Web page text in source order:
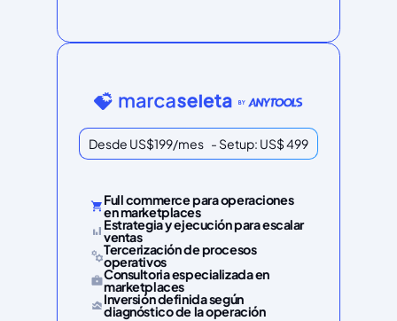
Desde US$199/mes - Setup: US$ 499
Full commerce para operaciones
en marketplaces
Estrategia y ejecución para escalar
ventas
Tercerización de procesos
operativos
Consultoria especializada en
marketplaces
Inversión definida según
diagnóstico de la operación